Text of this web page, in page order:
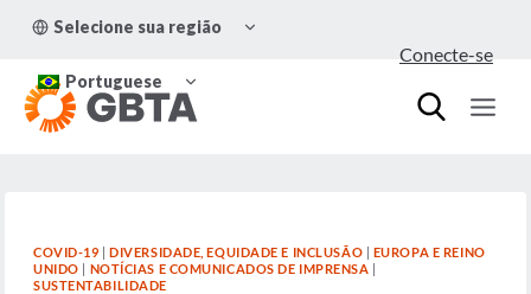
para
Conteúdo
Selecione sua região
MENU
Portuguese
MENU
FILHO
Conecte-se
COVID-19 |DIVERSIDADE, EQUIDADE E INCLUSÃO | EUROPA E REINO
UNIDO | NOTÍCIAS E COMUNICADOS DE IMPRENSA |
SUSTENTABILIDADE